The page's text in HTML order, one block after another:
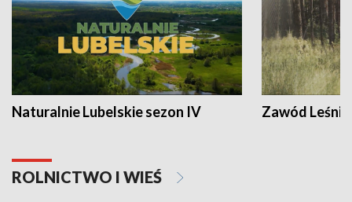
Naturalnie Lubelskie sezon IV Zawód Leśnik
ROLNICTWO I WIEŚ